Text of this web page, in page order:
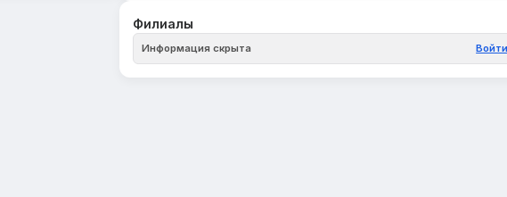
Филиалы
Информация скрыта Войти